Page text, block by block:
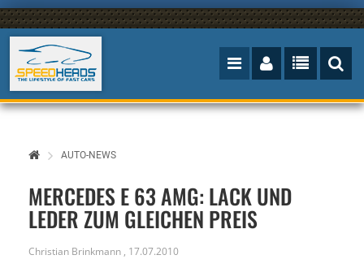
AUTO-NEWS
MERCEDES E 63 AMG: LACK UND
LEDER ZUM GLEICHEN PREIS
Christian Brinkmann , 17.07.2010